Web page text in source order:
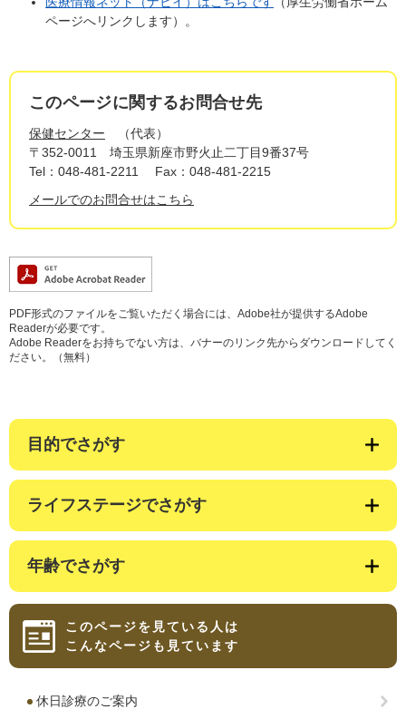
ページへリンクします）。
このページに関するお問合せ先
保健センター
代表
〒352-0011
埼玉県新座市野火止二丁目9番37号
Tel：048-481-2211
Fax：048-481-2215
メールでのお問合せはこちら
PDF形式のファイルをご覧いただく場合には、Adobe社が提供するAdobe
Readerが必要です。
Adobe Readerをお持ちでない方は、バナーのリンク先からダウンロードしてく
ださい。（無料）
目的でさがす
ライフステージでさがす
年齢でさがす
このページを見ている人は
こんなページも見ています
休日診療のご案内